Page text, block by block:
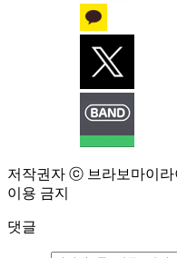
저작권자 ⓒ 브라보마이
이용 금지
댓글